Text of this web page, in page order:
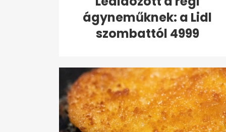
ágyneműknek: a Lidl
szombattól 4999